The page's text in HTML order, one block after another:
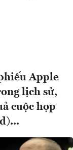
Apple
lịch sử,
cuộc họp